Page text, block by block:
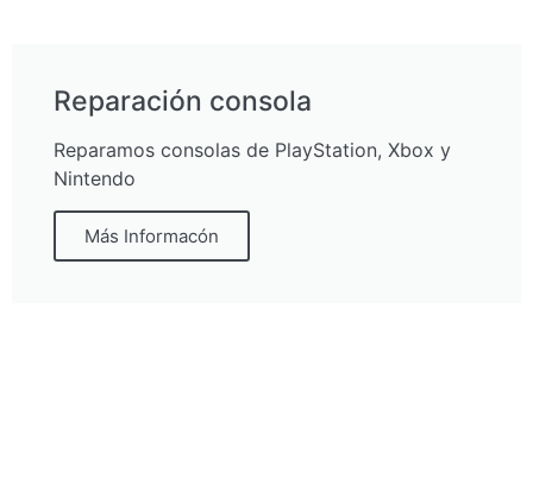
Reparación consola
Reparamos consolas de PlayStation, Xbox y
Nintendo
Más Informacón